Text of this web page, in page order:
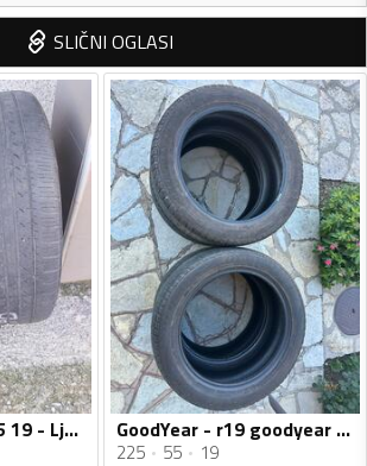
SLIČNI OGLASI
GoodYear - 225 55 19 - Ljetnja guma GoodYear - r19 goodyear - Univerzalna guma
225 55 19